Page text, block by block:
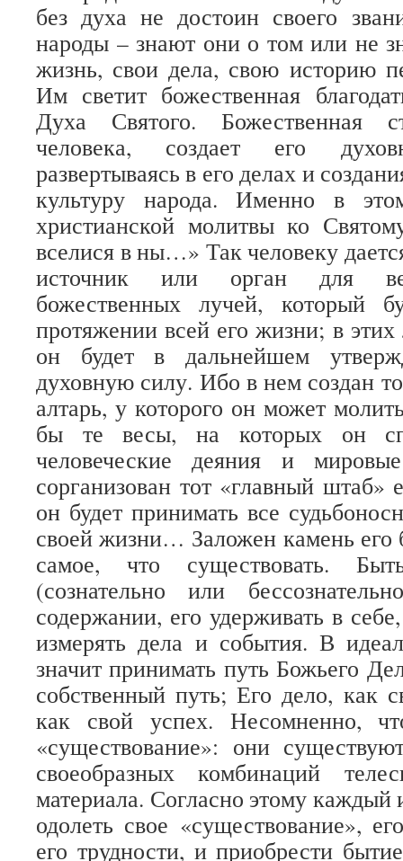
без духа не достоин своего
народы – знают они о том или не
жизнь, свои дела, свою историю
Им светит божественная
Духа Святого. Божественная
человека, создает его
развертываясь в его делах и
культуру народа. Именно в
христианской молитвы ко
вселися в ны…» Так человеку
источник или орган для
божественных лучей, который
протяжении всей его жизни; в
он будет в дальнейшем
духовную силу. Ибо в нем создан
алтарь, у которого он может
бы те весы, на которых он
человеческие деяния и
сорганизован тот «главный штаб»
он будет принимать все
своей жизни… Заложен камень его
самое, что существовать.
(сознательно или
содержании, его удерживать в
измерять дела и события. В
значит принимать путь Божьего
собственный путь; Его дело, как
как свой успех. Несомненно,
«существование»: они
своеобразных комбинаций
материала. Согласно этому каждый
одолеть свое «существование»,
его трудности, и приобрести